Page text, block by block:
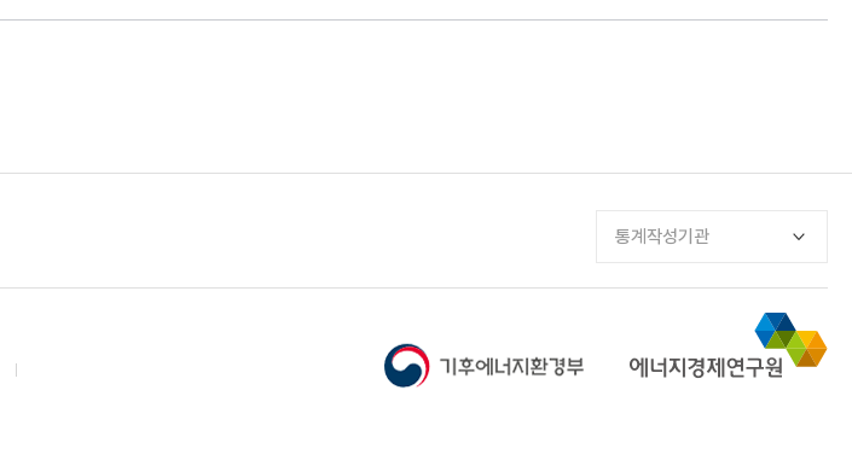
통계작성기관